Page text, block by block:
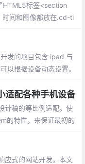
HTML5标签<section
时间和图像都放在.cd-ti
发的项目包含 ipad 与
以根据设备动态设置。
配各种手机设备
计稿的等比例适配。使
的特性，来保证最初的
应式的网站开发。本文